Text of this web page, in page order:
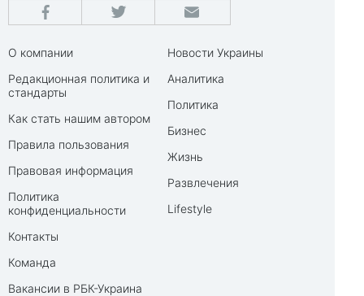
О компании
Редакционная политика и
стандарты
Как стать нашим автором
Правила пользования
Правовая информация
Политика
конфиденциальности
Контакты
Команда
Вакансии в РБК-Украина
Новости Украины
Аналитика
Политика
Бизнес
Жизнь
Развлечения
Lifestyle